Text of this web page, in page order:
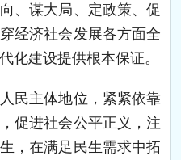
、谋大局、定政策、促
经济社会发展各方面全
化建设提供根本保证。
民主体地位，紧紧依靠
促进社会公平正义，注
，在满足民生需求中拓